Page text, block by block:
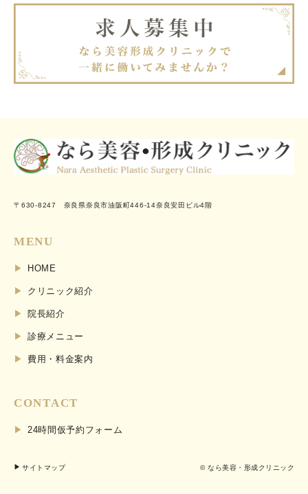
〒630-8247 奈良県奈良市油阪町446-14奈良安田ビル4階
MENU
HOME
クリニック紹介
院長紹介
診療メニュー
費用・料金案内
CONTACT
24時間仮予約フォーム
サイトマップ © なら美容・形成クリニック